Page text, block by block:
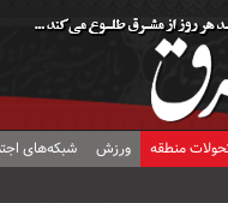
منطقه ورزش شبکه‌های